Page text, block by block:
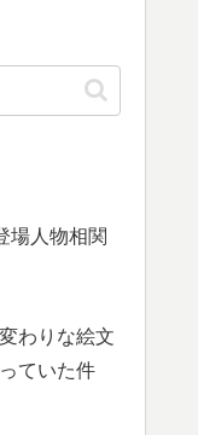
場人物相関
わりな絵文
ていた件